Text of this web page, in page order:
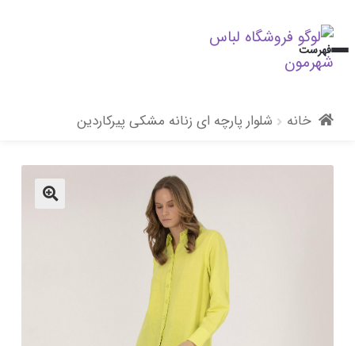
پرش
به
پرش
به
فهرست
خانه شلوار پارچه ای زنانه مشکی پیرکاردین